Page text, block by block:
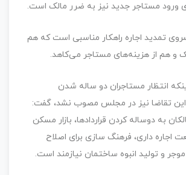
ورود مستاجر جدید نیز به ضرر مالک است.
تمدید اجاره راهکار مناسبی است که هم
و هم از هزینه‌های مستاجر می‌کاهد.
انتظار مستاجران دو ساله شدن
این تقاضا نیز در مجلس مصوب نشد، گفت:
به دوساله کردن قراردادها، بازار مسکن
اجاره داری، فرهنگ سازی برای اصلاح
و تولید انبوه ساختمان نیازمند است.